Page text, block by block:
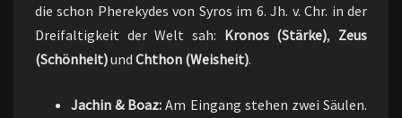
die schon Pherekydes von Syros im 6. Jh. v. Chr. in der
Dreifaltigkeit der Welt sah: Kronos (Stärke), Zeus
(Schönheit)und Chthon (Weisheit).
Jachin & Boaz: Am Eingang stehen zwei Säulen.